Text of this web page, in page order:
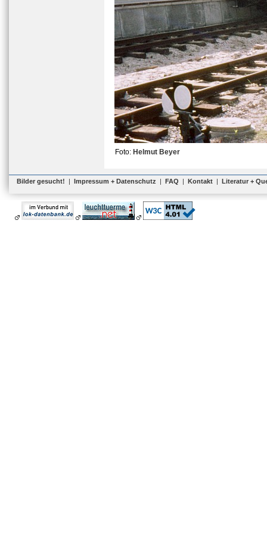
Foto: Helmut Beyer
Bilder gesucht! | Impressum + Datenschutz | FAQ | Kontakt | Literatur +